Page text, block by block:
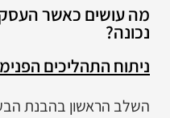
מה עושים כאשר
נכונה?​
ניתוח התהליכים
השלב הראשון בהבנת